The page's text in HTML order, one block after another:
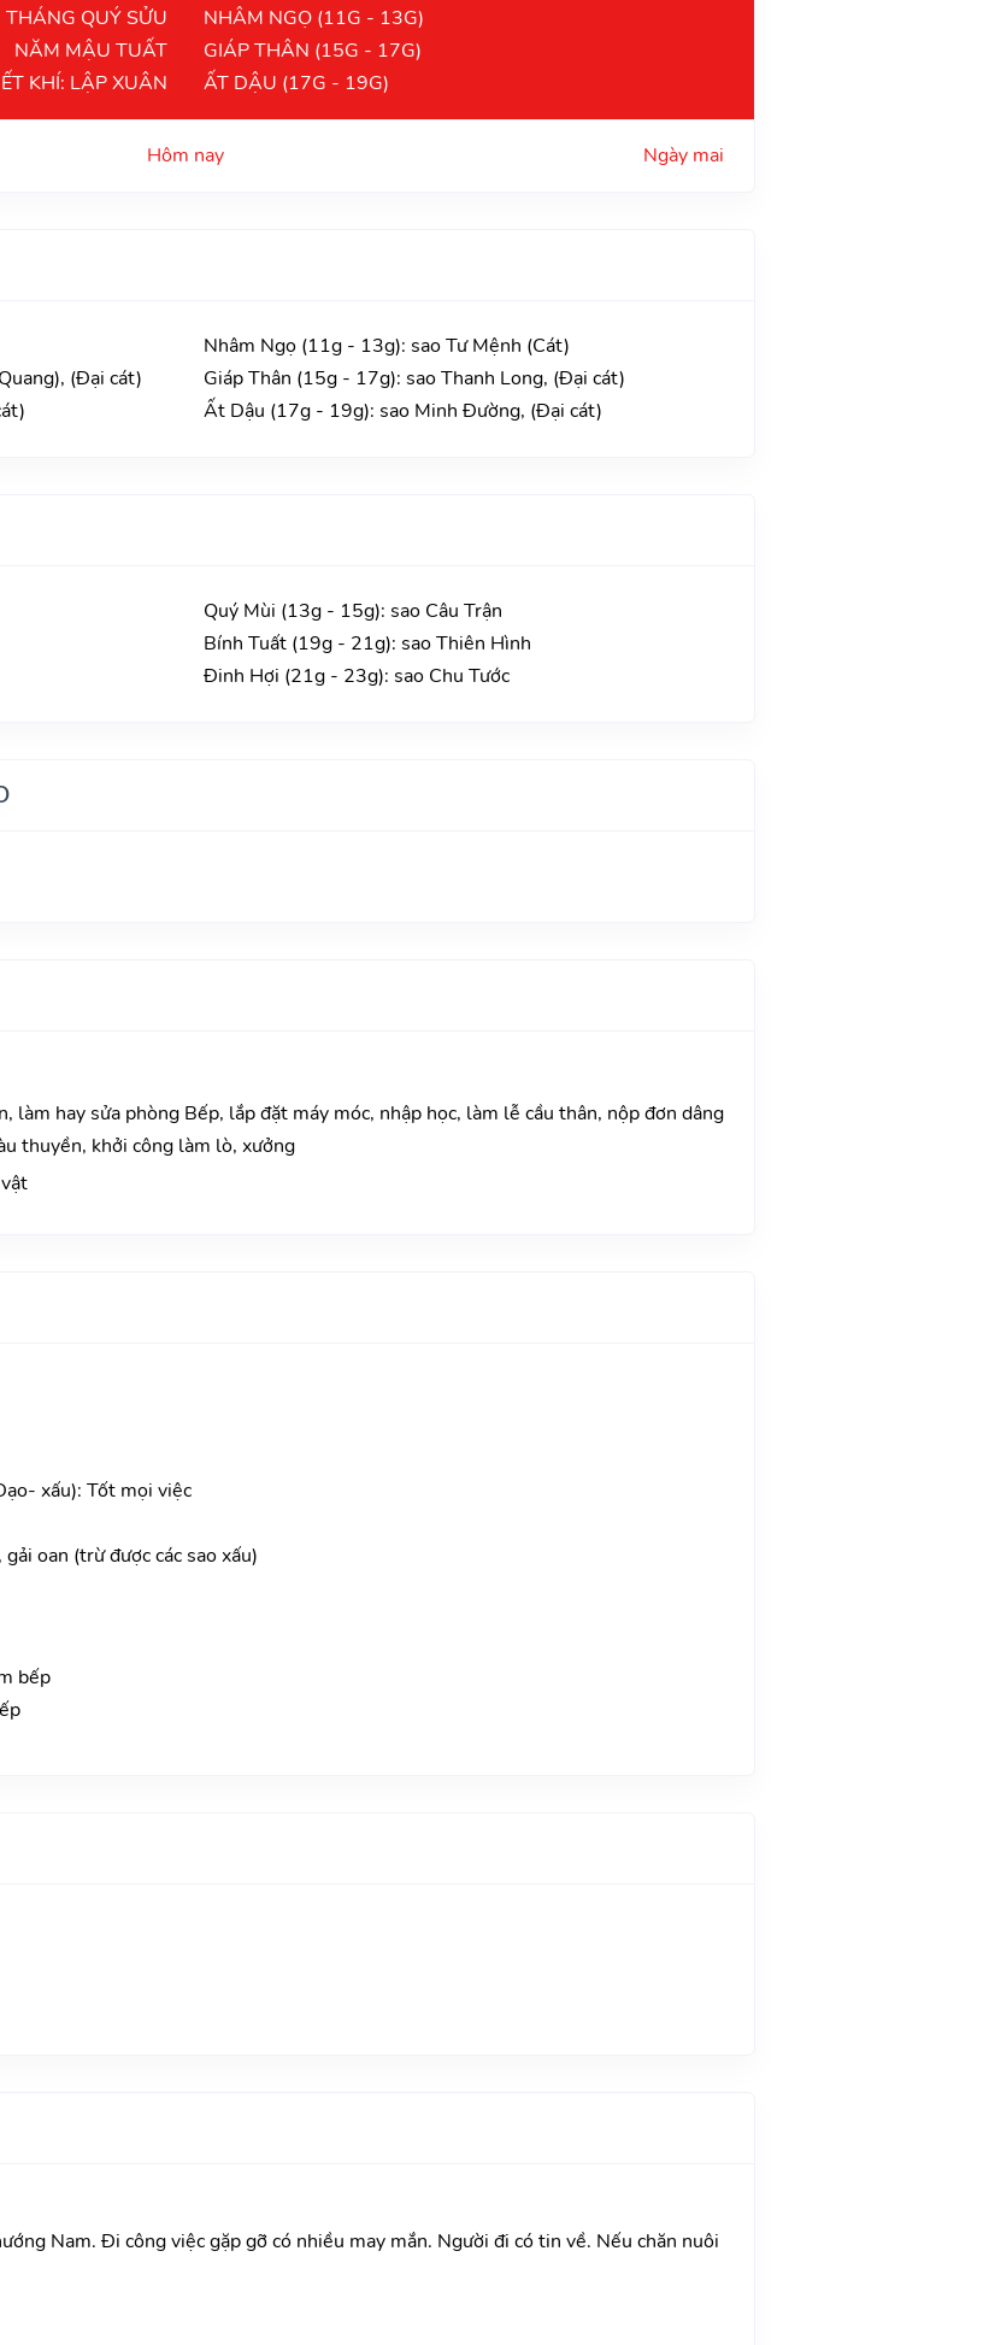
THÁNG QUÝ SỬU
NĂM MẬU TUẤT
KHÍ: LẬP XUÂN
NHÂM NGỌ (11G - 13G)
GIÁP THÂN (15G - 17G)
ẤT DẬU (17G - 19G)
Hôm nay Ngày mai
(Đại cát)
Nhâm Ngọ (11g - 13g): sao Tư Mệnh (Cát)
Giáp Thân (15g - 17g): sao Thanh Long, (Đại cát)
Ất Dậu (17g - 19g): sao Minh Đường, (Đại cát)
Quý Mùi (13g - 15g): sao Câu Trận
Bính Tuất (19g - 21g): sao Thiên Hình
Đinh Hợi (21g - 23g): sao Chu Tước
làm hay sửa phòng Bếp, lắp đặt máy móc, nhập học, làm lễ cầu thân, nộp đơn dâng
thuyền, khởi công làm lò, xưởng
xấu): Tốt mọi việc
oan (trừ được các sao xấu)
bếp
Nam. Đi công việc gặp gỡ có nhiều may mắn. Người đi có tin về. Nếu chăn nuôi